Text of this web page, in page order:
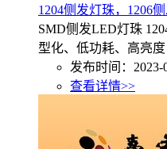
1204侧发灯珠，1206
SMD侧发LED灯珠
型化、低功耗、高亮度
发布时间：2023-
查看详情>>